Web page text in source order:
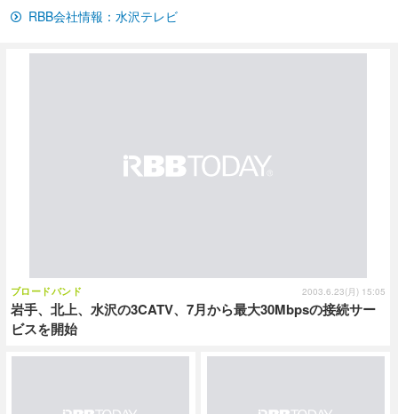
韓流・K-POP
音楽 スポーツ
ライフTOP
ペット ショッピング
リリース一覧
RBB会社情報：水沢テレビ
岩手、北上、水沢の3CATV、7月から最大30Mbpsの接続サー
ビスを開始
ブロードバンド 2003.6.23(月) 15:05